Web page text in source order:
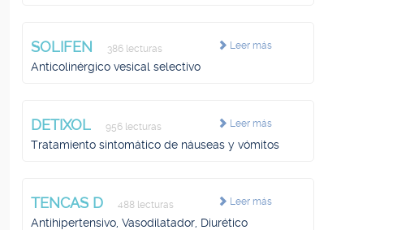
Leer más
SOLIFEN 386 lecturas
Anticolinérgico vesical selectivo
Leer más
DETIXOL 956 lecturas
Tratamiento sintomático de náuseas y vómitos
Leer más
TENCAS D 488 lecturas
Antihipertensivo, Vasodilatador, Diurético